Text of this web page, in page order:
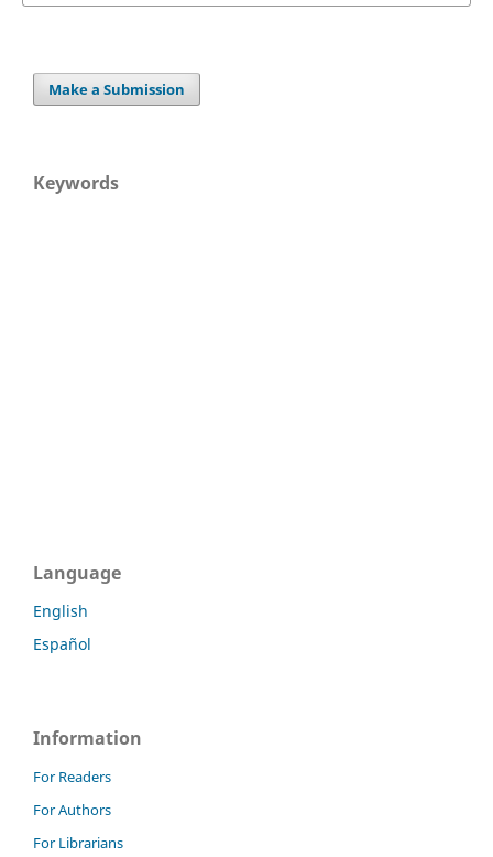
Make a Submission
Keywords
Language
English
Español
Information
For Readers
For Authors
For Librarians